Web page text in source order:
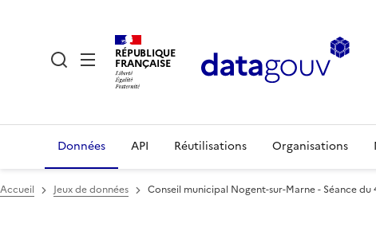
RÉPUBLIQUE
FRANÇAISE
Données API Réutilisations Organisations
Accueil Jeux de données Conseil municipal Nogent-sur-Marne - Séance